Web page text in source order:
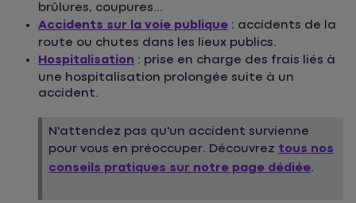
brûlures, coupures...
Accidents sur la voie publique : accidents de la
route ou chutes dans les lieux publics.
Hospitalisation : prise en charge des frais liés à
une hospitalisation prolongée suite à un
accident.
N'attendez pas qu'un accident survienne
pour vous en préoccuper. Découvrez tous nos
conseils pratiques sur notre page dédiée.